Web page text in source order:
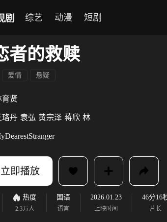
剧 综艺 动漫 短剧
者的救赎
爱情 悬疑
育贤
珞丹 袁弘 黄宗泽 蒋欣 林
立即播放
热度
2.3万人
国语
语言
2026.01.23
上映时间
46分16
片长